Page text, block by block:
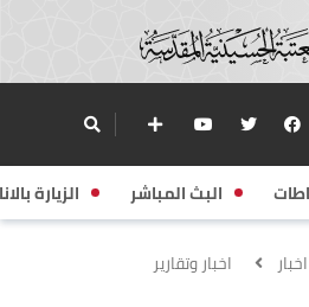
البث المباشر الزيارة
اخبار اخبار وتقارير